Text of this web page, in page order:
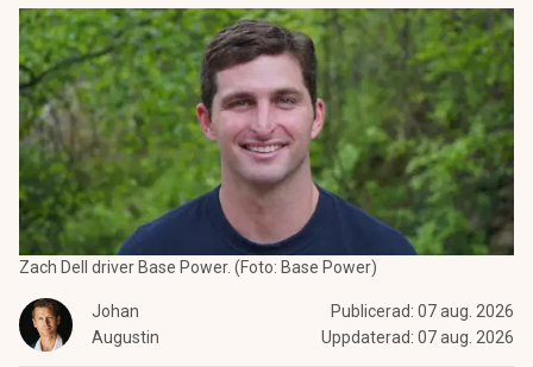
Zach Dell driver Base Power. (Foto: Base Power)
Johan
Augustin
Publicerad: 07 aug. 2026
Uppdaterad: 07 aug. 2026